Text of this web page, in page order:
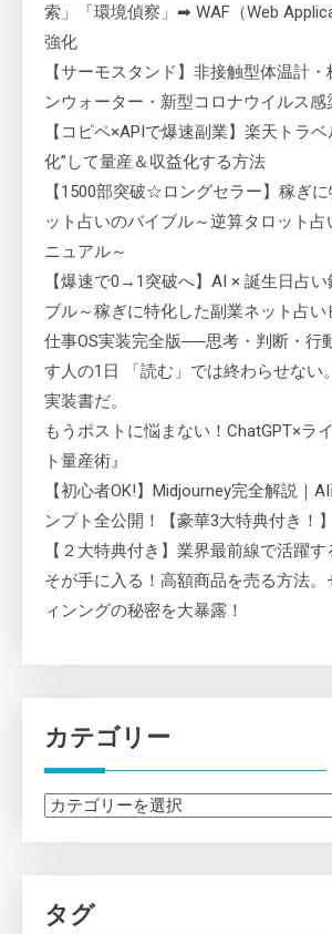
索」「環境偵察」➡ WAF（Web
強化
【サーモスタンド】非接触型体温計
ンウォーター・新型コロナウイルス感
【コピペ×APIで爆速副業】楽天トラ
化”して量産＆収益化する方法
【1500部突破☆ロングセラー】稼ぎ
ット占いのバイブル～逆算タロット
ニュアル～
【爆速で0→1突破へ】AI × 誕生日占
ブル～稼ぎに特化した副業ネット占い
仕事OS実装完全版──思考・判断・行
す人の1日 「読む」では終わらせない
実装書だ。
もうポストに悩まない！ChatGPT×ラ
ト量産術』
【初心者OK!】Midjourney完全解説｜
ンプト全公開！【豪華3大特典付き！】
【２大特典付き】業界最前線で活躍
そが手に入る！高額商品を売る方法。
ィンングの秘密を大暴露！
カテゴリー
カ
ー
タグ